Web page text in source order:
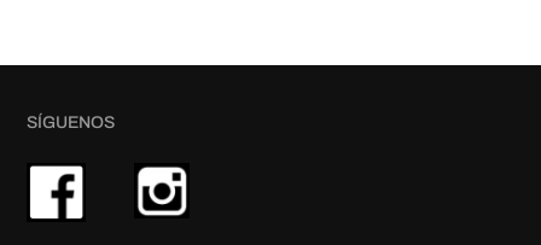
SÍGUENOS